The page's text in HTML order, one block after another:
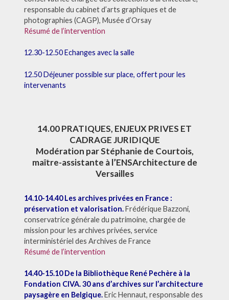
responsable du cabinet d’arts graphiques et de
photographies (CAGP), Musée d’Orsay
Résumé de l’intervention
12.30-12.50 Echanges avec la salle
12.50 Déjeuner possible sur place, offert pour les
intervenants
14.00 PRATIQUES, ENJEUX PRIVES ET
CADRAGE JURIDIQUE
Modération par Stéphanie de Courtois,
maître-assistante à l’ENSArchitecture de
Versailles
14.10-14.40 Les archives privées en France :
préservation et valorisation.Frédérique Bazzoni,
conservatrice générale du patrimoine, chargée de
mission pour les archives privées, service
interministériel des Archives de France
Résumé de l’intervention
14.40-15.10 De la Bibliothèque René Pechère à la
Fondation CIVA. 30 ans d’archives sur l’architecture
paysagère en Belgique.Eric Hennaut, responsable des